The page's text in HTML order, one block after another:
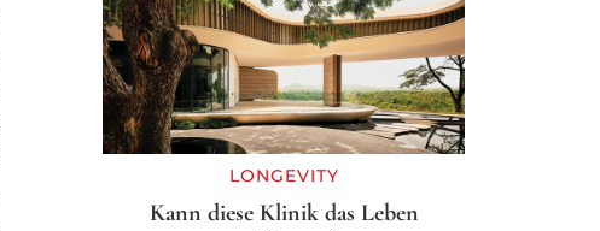
LONGEVITY
Kann diese Klinik das Leben